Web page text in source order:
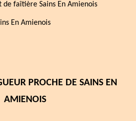
de faîtière Sains En Amienois
En Amienois
PROCHE DE SAINS EN
AMIENOIS